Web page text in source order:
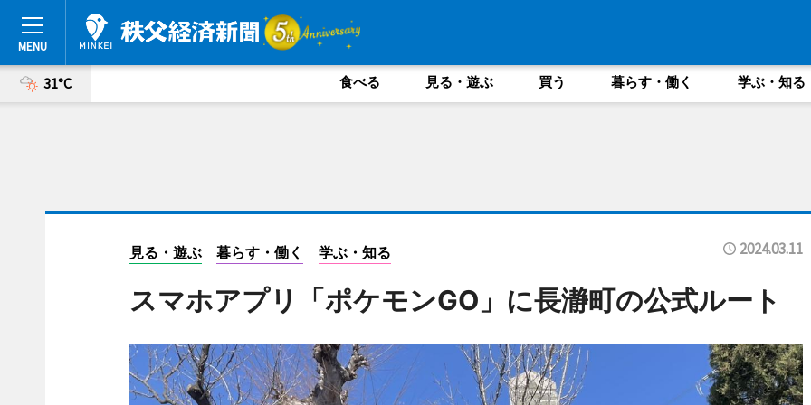
31°C 食べる 見る・遊ぶ 買う 暮らす・働く 学ぶ・知る
見る・遊ぶ 暮らす・働く 学ぶ・知る 2024.03.11
スマホアプリ「ポケモンGO」に長瀞町の公式ルート